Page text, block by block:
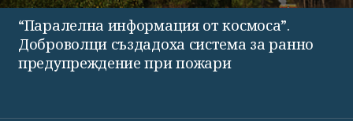
“Паралелна информация от космоса”.
Доброволци създадоха система за ранно
предупреждение при пожари